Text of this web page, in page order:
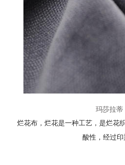
玛莎拉蒂
烂花布，烂花是一种工艺，是烂花
酸性，经过印